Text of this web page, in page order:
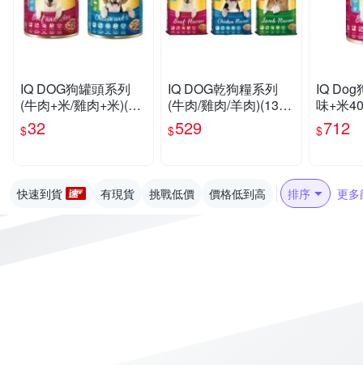
IQ DOG狗罐頭系列
(牛肉+米/雞肉+米)(40
0G/罐)【愛買】
$32
IQ DOG乾狗糧系列
(牛肉/雞肉/羊肉)(13.5-
15KG/包)【愛買】
$529
IQ Dog
味+米
【愛買
$712
快速到貨 有現貨 挑戰低價 價格低到高 排序 更多